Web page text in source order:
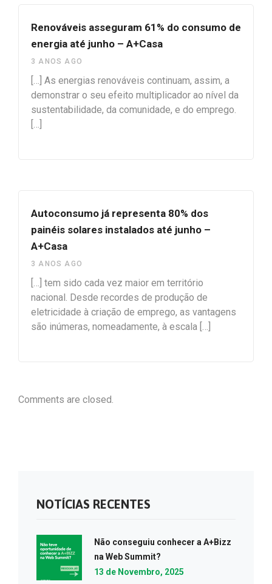
Renováveis asseguram 61% do consumo de
energia até junho – A+Casa
3 ANOS AGO
[…] As energias renováveis continuam, assim, a
demonstrar o seu efeito multiplicador ao nível da
sustentabilidade, da comunidade, e do emprego.
[…]
Autoconsumo já representa 80% dos
painéis solares instalados até junho –
A+Casa
3 ANOS AGO
[…] tem sido cada vez maior em território
nacional. Desde recordes de produção de
eletricidade à criação de emprego, as vantagens
são inúmeras, nomeadamente, à escala […]
Comments are closed.
NOTÍCIAS RECENTES
Não conseguiu conhecer a A+Bizz
na Web Summit?
13 de Novembro, 2025